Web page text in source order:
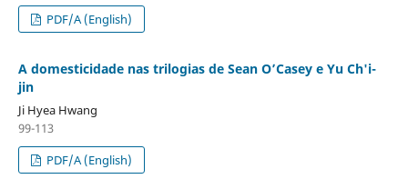
PDF/A (English)
A domesticidade nas trilogias de Sean O’Casey e Yu Ch'i-
jin
Ji Hyea Hwang
99-113
PDF/A (English)